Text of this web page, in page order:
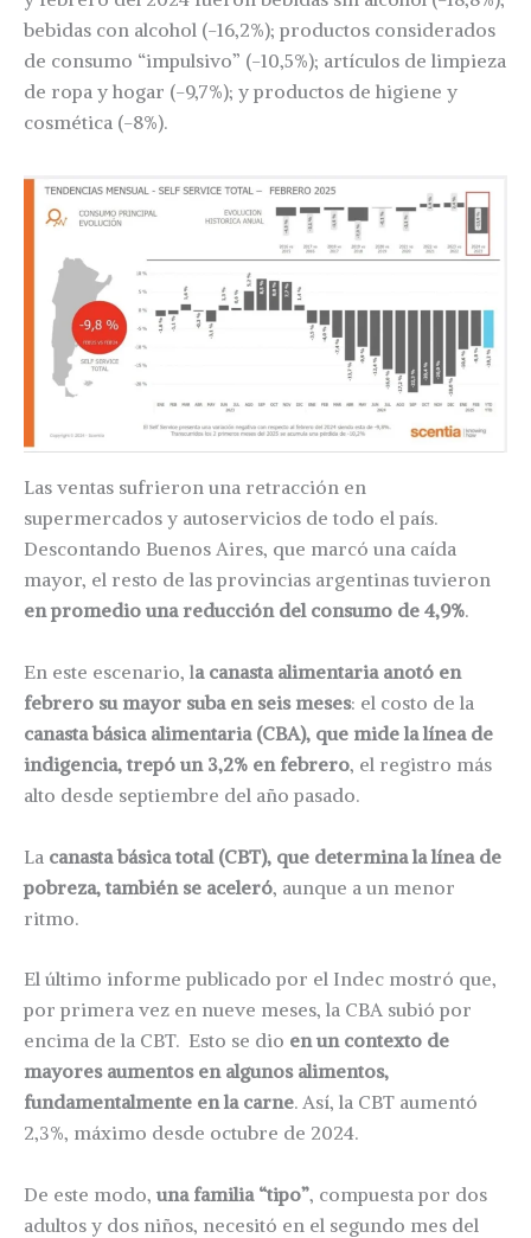
bebidas con alcohol (-16,2%); productos considerados
de consumo “impulsivo” (-10,5%); artículos de limpieza
de ropa y hogar (-9,7%); y productos de higiene y
cosmética (-8%).
Las ventas sufrieron una retracción en
supermercados y autoservicios de todo el país.
Descontando Buenos Aires, que marcó una caída
mayor, el resto de las provincias argentinas tuvieron
en promedio una reducción del consumo de 4,9%.
En este escenario, la canasta alimentaria anotó en
febrero su mayor suba en seis meses: el costo de la
canasta básica alimentaria (CBA), que mide la línea de
indigencia, trepó un 3,2% en febrero, el registro más
alto desde septiembre del año pasado.
La canasta básica total (CBT), que determina la línea de
pobreza, también se aceleró, aunque a un menor
ritmo.
El último informe publicado por el Indec mostró que,
por primera vez en nueve meses, la CBA subió por
encima de la CBT. Esto se dio en un contexto de
mayores aumentos en algunos alimentos,
fundamentalmente en la carne. Así, la CBT aumentó
2,3%, máximo desde octubre de 2024.
De este modo, una familia “tipo”, compuesta por dos
adultos y dos niños, necesitó en el segundo mes del